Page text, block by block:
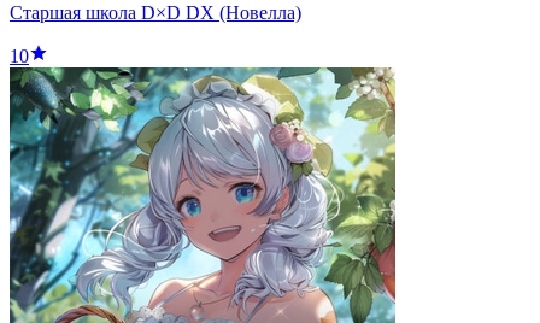
Старшая школа D×D DX (Новелла)
10